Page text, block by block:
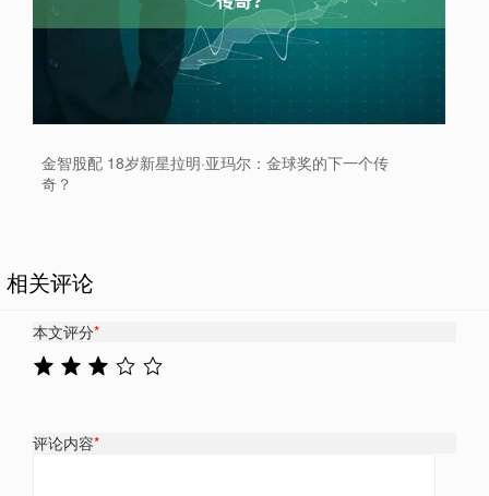
金智股配 18岁新星拉明·亚玛尔：金球奖的下一个传
奇？
相关评论
本文评分*
评论内容*